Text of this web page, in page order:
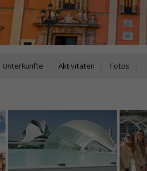
Unterkünfte Aktivitäten Fotos